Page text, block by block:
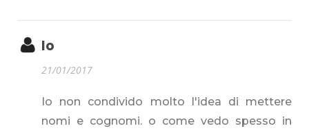
Io
21/01/2017
Io non condivido molto l'idea di mettere
nomi e cognomi. o come vedo spesso in